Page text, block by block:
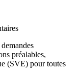
préalables,
(SVE) pour toutes